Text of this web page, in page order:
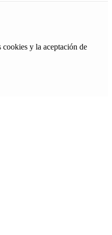
cookies y la aceptación de